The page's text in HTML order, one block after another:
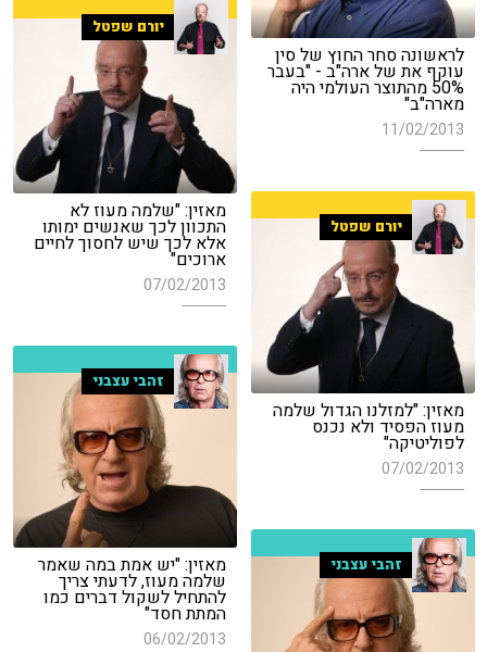
לראשונה סחר החוץ של סין
עוקף את של ארה"ב - "בעבר
50% מהתוצר העולמי היה
מארה"ב"
11/02/2013
יורם שפטל
מאזין: "שלמה מעוז לא
התכוון לכך שאנשים ימותו
אלא לכך שיש לחסוך לחיים
ארוכים"
07/02/2013
יורם שפטל
מאזין: "למזלנו הגדול שלמה
מעוז הפסיד ולא נכנס
לפוליטיקה"
07/02/2013
זהבי עצבני
מאזין: "יש אמת במה שאמר
שלמה מעוז, לדעתי צריך
להתחיל לשקול דברים כמו
המתת חסד"
06/02/2013
זהבי עצבני